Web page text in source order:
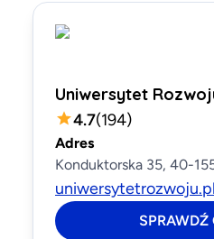
Uniwersytet
4.7(194)
Adres
Konduktorska 35, 40-
SPRAWDŹ